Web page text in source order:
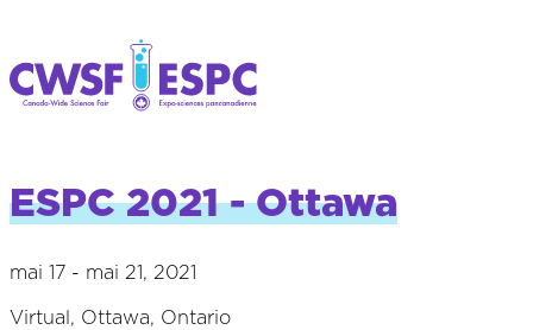
ESPC 2021 - Ottawa
mai 17 - mai 21, 2021
Virtual, Ottawa, Ontario